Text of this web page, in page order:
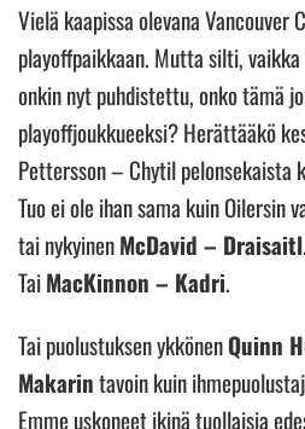
Vielä kaapissa olevana Vancouver
playoffpaikkaan. Mutta silti,
onkin nyt puhdistettu, onko tämä
playoffjoukkueeksi? Herättääkö
Pettersson – Chytil pelonsekaista
Tuo ei ole ihan sama kuin Oilersin
tai nykyinenMcDavid – Draisaitl
TaiMacKinnon – Kadri.
Tai puolustuksen ykkönenQuinn
Makarintavoin kuin
Emme uskoneet ikinä tuollaisia